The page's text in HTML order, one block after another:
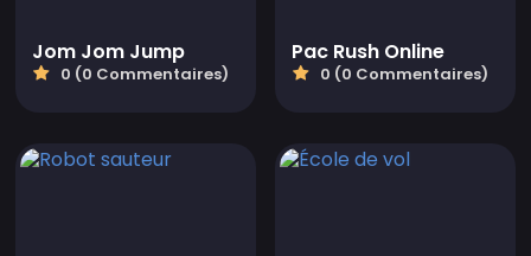
Jom Jom Jump
0 (0 Commentaires)
Pac Rush Online
0 (0 Commentaires)